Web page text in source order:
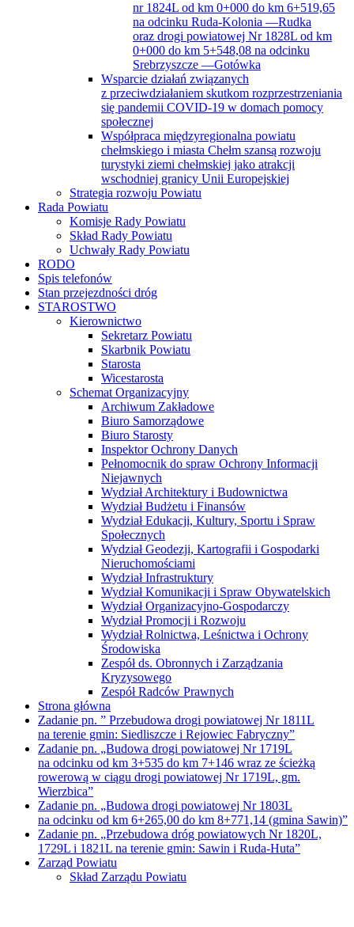
nr 1824L od km 0+000 do km 6+519,65
na odcinku Ruda-Kolonia —Rudka
oraz drogi powiatowej Nr 1828L od km
0+000 do km 5+548,08 na odcinku
Srebrzyszcze —Gotówka
Wsparcie działań związanych
z przeciwdziałaniem skutkom rozprzestrzeniania
się pandemii COVID-19 w domach pomocy
społecznej
Współpraca międzyregionalna powiatu
chełmskiego i miasta Chełm szansą rozwoju
turystyki ziemi chełmskiej jako atrakcji
wschodniej granicy Unii Europejskiej
Strategia rozwoju Powiatu
Rada Powiatu
Komisje Rady Powiatu
Skład Rady Powiatu
Uchwały Rady Powiatu
RODO
Spis telefonów
Stan przejezdności dróg
STAROSTWO
Kierownictwo
Sekretarz Powiatu
Skarbnik Powiatu
Starosta
Wicestarosta
Schemat Organizacyjny
Archiwum Zakładowe
Biuro Samorządowe
Biuro Starosty
Inspektor Ochrony Danych
Pełnomocnik do spraw Ochrony Informacji
Niejawnych
Wydział Architektury i Budownictwa
Wydział Budżetu i Finansów
Wydział Edukacji, Kultury, Sportu i Spraw
Społecznych
Wydział Geodezji, Kartografii i Gospodarki
Nieruchomościami
Wydział Infrastruktury
Wydział Komunikacji i Spraw Obywatelskich
Wydział Organizacyjno-Gospodarczy
Wydział Promocji i Rozwoju
Wydział Rolnictwa, Leśnictwa i Ochrony
Środowiska
Zespół ds. Obronnych i Zarządzania
Kryzysowego
Zespół Radców Prawnych
Strona główna
Zadanie pn. ” Przebudowa drogi powiatowej Nr 1811L
na terenie gmin: Siedliszcze i Rejowiec Fabryczny”
Zadanie pn. „Budowa drogi powiatowej Nr 1719L
na odcinku od km 3+535 do km 7+146 wraz ze ścieżką
rowerową w ciągu drogi powiatowej Nr 1719L, gm.
Wierzbica”
Zadanie pn. „Budowa drogi powiatowej Nr 1803L
na odcinku od km 6+265,00 do km 8+771,14 (gmina Sawin)”
Zadanie pn. „Przebudowa dróg powiatowych Nr 1820L,
1729L i 1821L na terenie gmin: Sawin i Ruda-Huta”
Zarząd Powiatu
Skład Zarządu Powiatu